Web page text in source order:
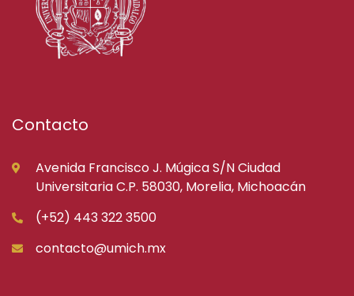
Contacto
Avenida Francisco J. Múgica S/N Ciudad
Universitaria C.P. 58030, Morelia, Michoacán
(+52) 443 322 3500
contacto@umich.mx